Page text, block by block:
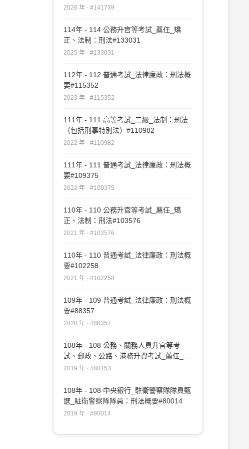
2026 年 · #141739
114年 - 114 公務升官等考試_薦任_矯
正、法制：刑法#133031
2025 年 · #133031
112年 - 112 普通考試_法律廉政：刑法概
要#115352
2023 年 · #115352
111年 - 111 高等考試_二級_法制：刑法
（包括刑事特別法）#110982
2022 年 · #110982
111年 - 111 普通考試_法律廉政：刑法概
要#109375
2022 年 · #109375
110年 - 110 公務升官等考試_薦任_矯
正、法制：刑法#103576
2021 年 · #103576
110年 - 110 普通考試_法律廉政：刑法概
要#102258
2021 年 · #102258
109年 - 109 普通考試_法律廉政：刑法概
要#88357
2020 年 · #88357
108年 - 108 公務、關務人員升官等考
試、郵政、公路、港務升資考試_薦任_矯
正、法制：刑法#80153
2019 年 · #80153
108年 - 108 中央銀行_駐衛警察隊隊員甄
選_駐衛警察隊隊員：刑法概要#80014
2019 年 · #80014